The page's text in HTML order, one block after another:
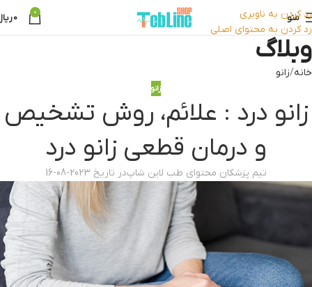
رد کردن به ناوبری
رد کردن به محتوای اصلی
منو 0
0
وبلاگ
خانه زانو
زانو
زانو درد : علائم، روش تشخیص
و درمان قطعی زانو درد
تیم پزشکان محتوای طب لاین شاپدر تاریخ 2023-08-16